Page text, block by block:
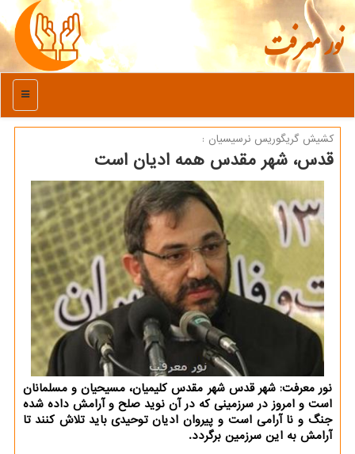
نور معرفت
منو
كشیش گریگوریس نرسیسیان :
قدس، شهر مقدس همه ادیان است
نور معرفت: شهر قدس شهر مقدس کلیمیان، مسیحیان و مسلمانان
است و امروز در سرزمینی که در آن نوید صلح و آرامش داده شده
جنگ و نا آرامی است و پیروان ادیان توحیدی باید تلاش کنند تا
آرامش به این سرزمین برگردد.